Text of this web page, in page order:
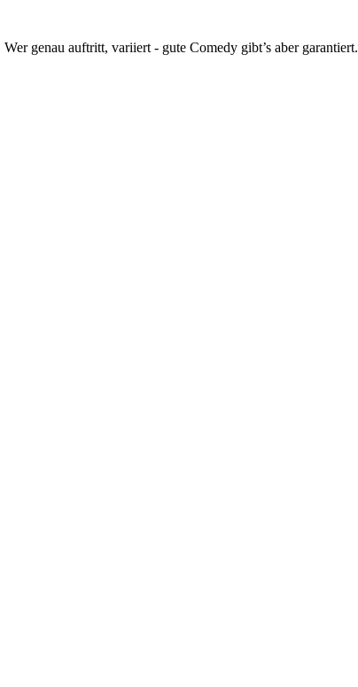
genau auftritt, variiert - gute Comedy gibt’s aber garantiert.